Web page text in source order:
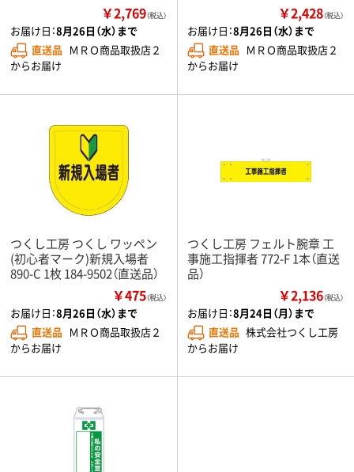
￥2,769（税込）
お届け日：8月26日（水）まで
直送品 ＭＲＯ商品取扱店２
からお届け
￥2,428（税込）
お届け日：8月26日（水）まで
直送品 ＭＲＯ商品取扱店２
からお届け
つくし工房 つくし ワッペン
(初心者マーク)新規入場者
890-C 1枚 184-9502（直送品）
￥475（税込）
お届け日：8月26日（水）まで
直送品 ＭＲＯ商品取扱店２
からお届け
つくし工房 フェルト腕章 工
事施工指揮者 772-F 1本（直送
品）
￥2,136（税込）
お届け日：8月24日（月）まで
直送品 株式会社つくし工房
からお届け